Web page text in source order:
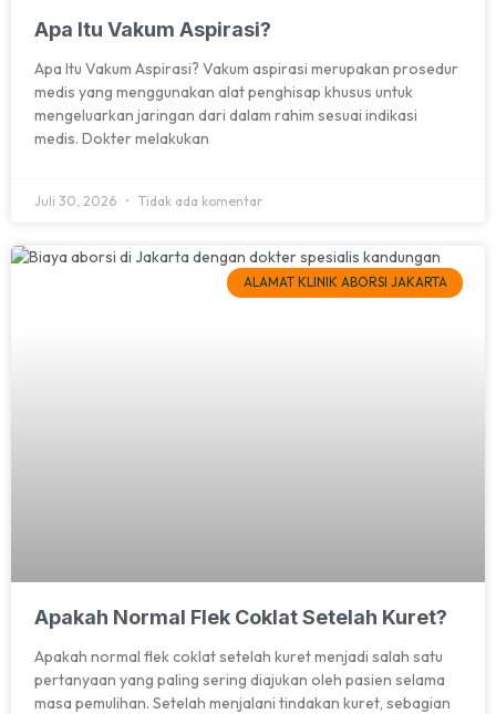
Apa Itu Vakum Aspirasi?
Apa Itu Vakum Aspirasi? Vakum aspirasi merupakan prosedur
medis yang menggunakan alat penghisap khusus untuk
mengeluarkan jaringan dari dalam rahim sesuai indikasi
medis. Dokter melakukan
Juli 30, 2026 Tidak ada komentar
ALAMAT KLINIK ABORSI JAKARTA
Apakah Normal Flek Coklat Setelah Kuret?
Apakah normal flek coklat setelah kuret menjadi salah satu
pertanyaan yang paling sering diajukan oleh pasien selama
masa pemulihan. Setelah menjalani tindakan kuret, sebagian